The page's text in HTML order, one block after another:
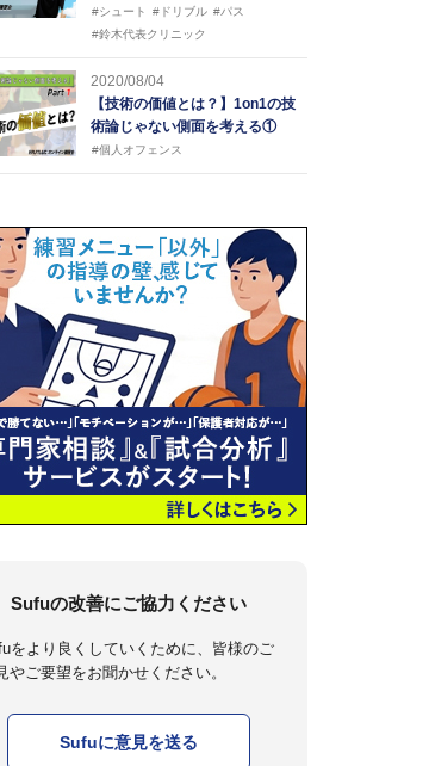
#シュート #ドリブル #パス
#鈴木代表クリニック
2020/08/04
【技術の価値とは？】1on1の技
術論じゃない側面を考える①
#個人オフェンス
Sufuの改善にご協力ください
をより良くしていくために、皆様のご
やご要望をお聞かせください。
Sufuに意見を送る